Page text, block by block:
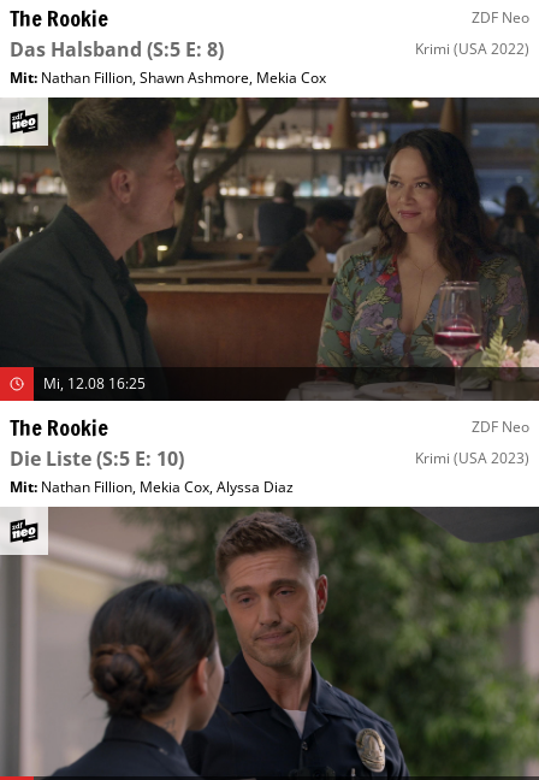
The Rookie ZDF Neo
Das Halsband (S:5 E: 8) Krimi (USA 2022)
Mit: Nathan Fillion,Shawn Ashmore, Mekia Cox
Mi, 12.08 16:25
The Rookie ZDF Neo
Die Liste(S:5 E: 10) Krimi (USA 2023)
Mit: Nathan Fillion, Mekia Cox,Alyssa Diaz